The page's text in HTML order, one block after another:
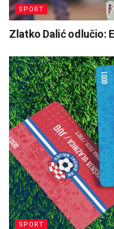
SPORT
Zlatko Dalić odlučio:
SPORT